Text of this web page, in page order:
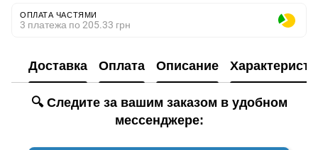
ОПЛАТА ЧАСТЯМИ
3 платежа по 205.33 грн
Доставка Оплата Описание
🔍 Следите за вашим заказом в удобном
мессенджере: